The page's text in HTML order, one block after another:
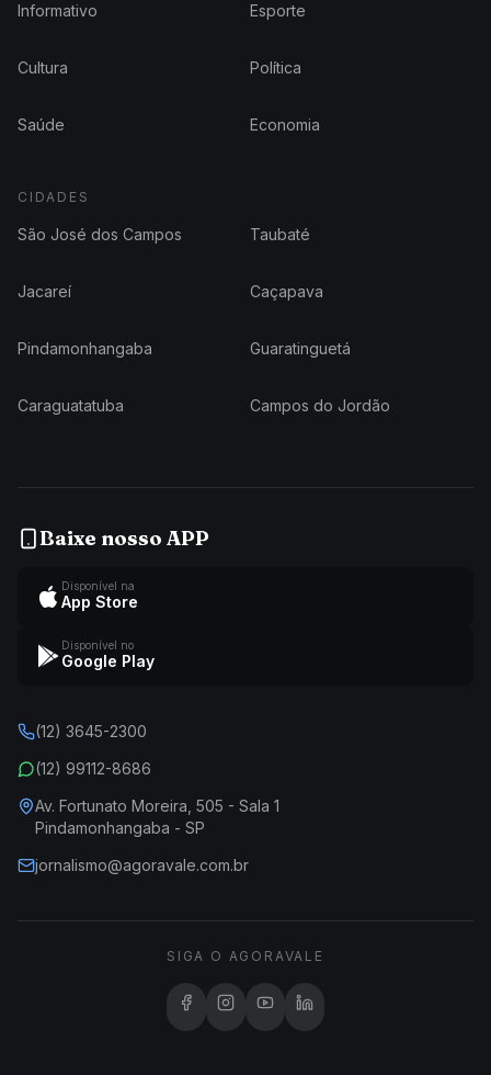
Informativo Esporte
Cultura Política
Saúde Economia
CIDADES
São José dos Campos Taubaté
Jacareí Caçapava
Pindamonhangaba Guaratinguetá
Caraguatatuba Campos do Jordão
Baixe nosso APP
Disponível na
App Store
Disponível no
Google Play
(12) 3645-2300
(12) 99112-8686
Av. Fortunato Moreira, 505 - Sala 1
Pindamonhangaba - SP
jornalismo@agoravale.com.br
SIGA O AGORAVALE